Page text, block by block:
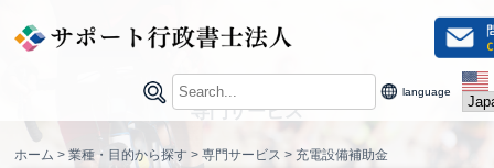
content
language
専門サービス
ホーム >業種・目的から探す >専門サービス > 充電設備補助金